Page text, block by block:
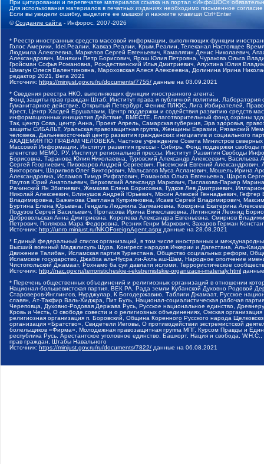
При цитировании и перепечатке материалов ссылка на портал «ИнфоШОС»
Для использования материалов в печатных изданиях необходимо письменное
Если вы увидели ошибку, выделите ее мышкой и нажмите клавиши Ctrl+Enter
©Создание сайта - Инфорос, 2007-2026
* Реестр иностранных средств массовой информации, выполняющих функции
Голос Америки, Idel.Реалии, Кавказ.Реалии, Крым.Реалии, Телеканал Настоящее
Людмила Алексеевна, Маркелов Сергей Евгеньевич, Камалягин Денис Николаевич,
Александрович, Маняхин Петр Борисович, Ярош Юлия Петровна, Чуракова Ольга
Гройсман Софья Романовна, Рождественский Илья Дмитриевич, Апухтина Юлия
Шмагун Олеся Валентиновна, Мароховская Алеся Алексеевна, Долинина Ирина
редактор 2021, Вега 2021
Источник: https://minjust.gov.ru/ru/documents/7755/ данные на 03.09.2021
* Сведения реестра НКО, выполняющих функции иностранного агента:
Фонд защиты прав граждан Штаб, Институт права и публичной политики,
Гуманитарное действие, Открытый Петербург, Феникс ПЛЮС, Лига Избирателей,
Крест, Центр Хасдей Ерушалаим, Центр поддержки и содействия развитию средств
информационных инициатив Действие, ВМЕСТЕ, Благотворительный фонд охраны
Так, центр Сова, центр Анна, Проект Апрель, Самарская губерния, Эра здоровья,
защиты СИБАЛЬТ, Уральская правозащитная группа, Женщины Евразии, Рязанский
человека, Дальневосточный центр развития гражданских инициатив и социального
АКАДЕМИЯ ПО ПРАВАМ ЧЕЛОВЕКА, Частное учреждение Совета Министров северных
Массовой Информации, Институт развития прессы - Сибирь, Фонд поддержки
агентство МЕМО. РУ, Институт региональной прессы, Институт Развития Свободы
Борисовна, Таранова Юлия Николаевна, Туровский Александр Алексеевич,
Сергей Георгиевич, Пивоваров Андрей Сергеевич, Писемский Евгений
Викторович, Шарипков Олег Викторович, Мальсагов Муса Асланович, Мошель Ирина
Александровна, Исламов Тимур Рифгатович, Романова Ольга Евгеньевна, Щаров
Паутов Юрий Анатольевич, Верховский Александр Маркович, Пислакова-Паркер
Рачинский Ян Збигневич, Жемкова Елена Борисовна, Гудков Лев Дмитриевич,
Николай Алексеевич, Блинушов Андрей Юрьевич, Мосин Алексей Геннадьевич,
Владимировна, Баженова Светлана Куприяновна, Исаев Сергей Владимирович,
Буртина Елена Юрьевна, Гендель Людмила Залмановна, Кокорина Екатерина
Подузов Сергей Васильевич, Протасова Ирина Вячеславовна, Литинский Леонид
Добровольская Анна Дмитриевна, Королева Александра Евгеньевна, Смирнов
Петрович, Полякова Мара Федоровна, Резник Генри Маркович, Захаров Герман
Источник: http://unro.minjust.ru/NKOForeignAgent.aspx данные на 28.08.2021
* Единый федеральный список организаций, в том числе иностранных и
Высший военный Маджлисуль Шура, Конгресс народов Ичкерии и Дагестана, Аль-
Движение Талибан, Исламская партия Туркестана, Общество социальных реформ,
Исламское государство, Джабха аль-Нусра ли-Ахль аш-Шам, Народное ополчение
Чистопольский Джамаат, Рохнамо ба суи давлати исломи, Террористическое
Источник: http://nac.gov.ru/terroristicheskie-i-ekstremistskie-organizacii-i-materialy.html
* Перечень общественных объединений и религиозных организаций в отношении
Национал-большевистская партия, ВЕК РА, Рада земли Кубанской Духовно Родовой
Староверов-Инглингов, Нурджулар, К Богодержавию, Таблиги Джамаат, Русское
славян, Ат-Такфир Валь-Хиджра, Пит Буль, Национал-социалистическая рабочая
Череповца, Духовно-Родовая Держава Русь, Русское национальное единство,
Кровь и Честь, О свободе совести и о религиозных объединениях, Омская
религиозная организация п. Боровский, Община Коренного Русского народа
организация «Братство», Свидетели Иеговы, О противодействии экстремистской
болельщиков «Фирма», Молодежная правозащитная группа МПГ, Курсом Правды и
республика Русь, Арестантское уголовное единство, Башкорт, Нация и свобода,
прав граждан, Штабы Навального
Источник: https://minjust.gov.ru/ru/documents/7822/ данные на 06.08.2021